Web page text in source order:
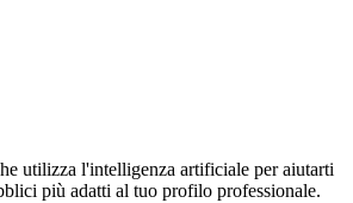
utilizza l'intelligenza artificiale per aiutarti
più adatti al tuo profilo professionale.